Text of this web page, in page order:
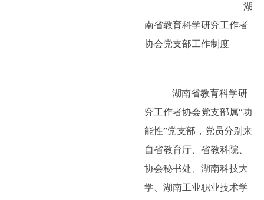
湖
南省教育科学研究工作者
协会党支部工作制度
湖南省教育科学研
究工作者协会党支部属“功
能性”党支部，党员分别来
自省教育厅、省教科院、
协会秘书处、湖南科技大
学、湖南工业职业技术学